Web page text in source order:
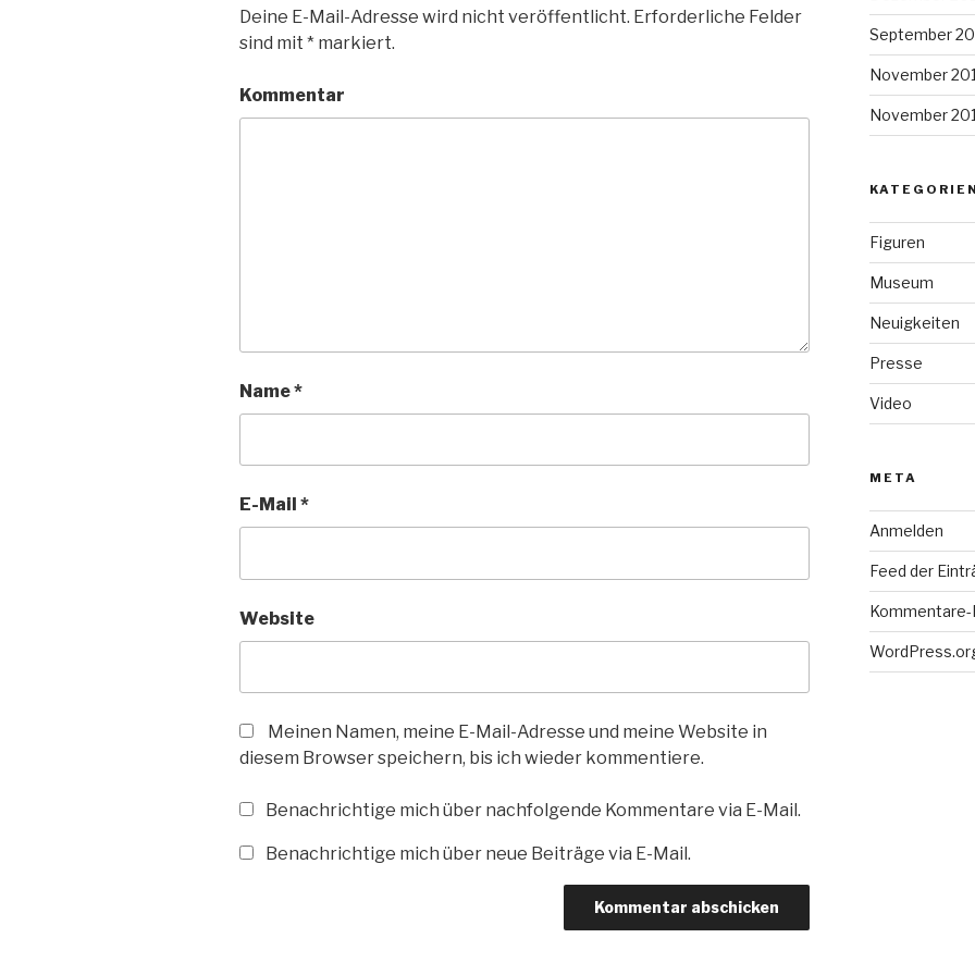
f
n
e
t
f
n
e
Deine E-Mail-Adresse wird nicht veröffentlicht. Erforderliche Felder
sind mit * markiert.
Kommentar
Name*
E-Mail *
Website
Meinen Namen, meine E-Mail-Adresse und meine Website in
diesem Browser speichern, bis ich wieder kommentiere.
Benachrichtige mich über nachfolgende Kommentare via E-Mail.
Benachrichtige mich über neue Beiträge via E-Mail.
September
November
November
KATEGORIEN
Figuren
Museum
Neuigkeiten
Presse
Video
META
Anmelden
Feed der
Kommentare-